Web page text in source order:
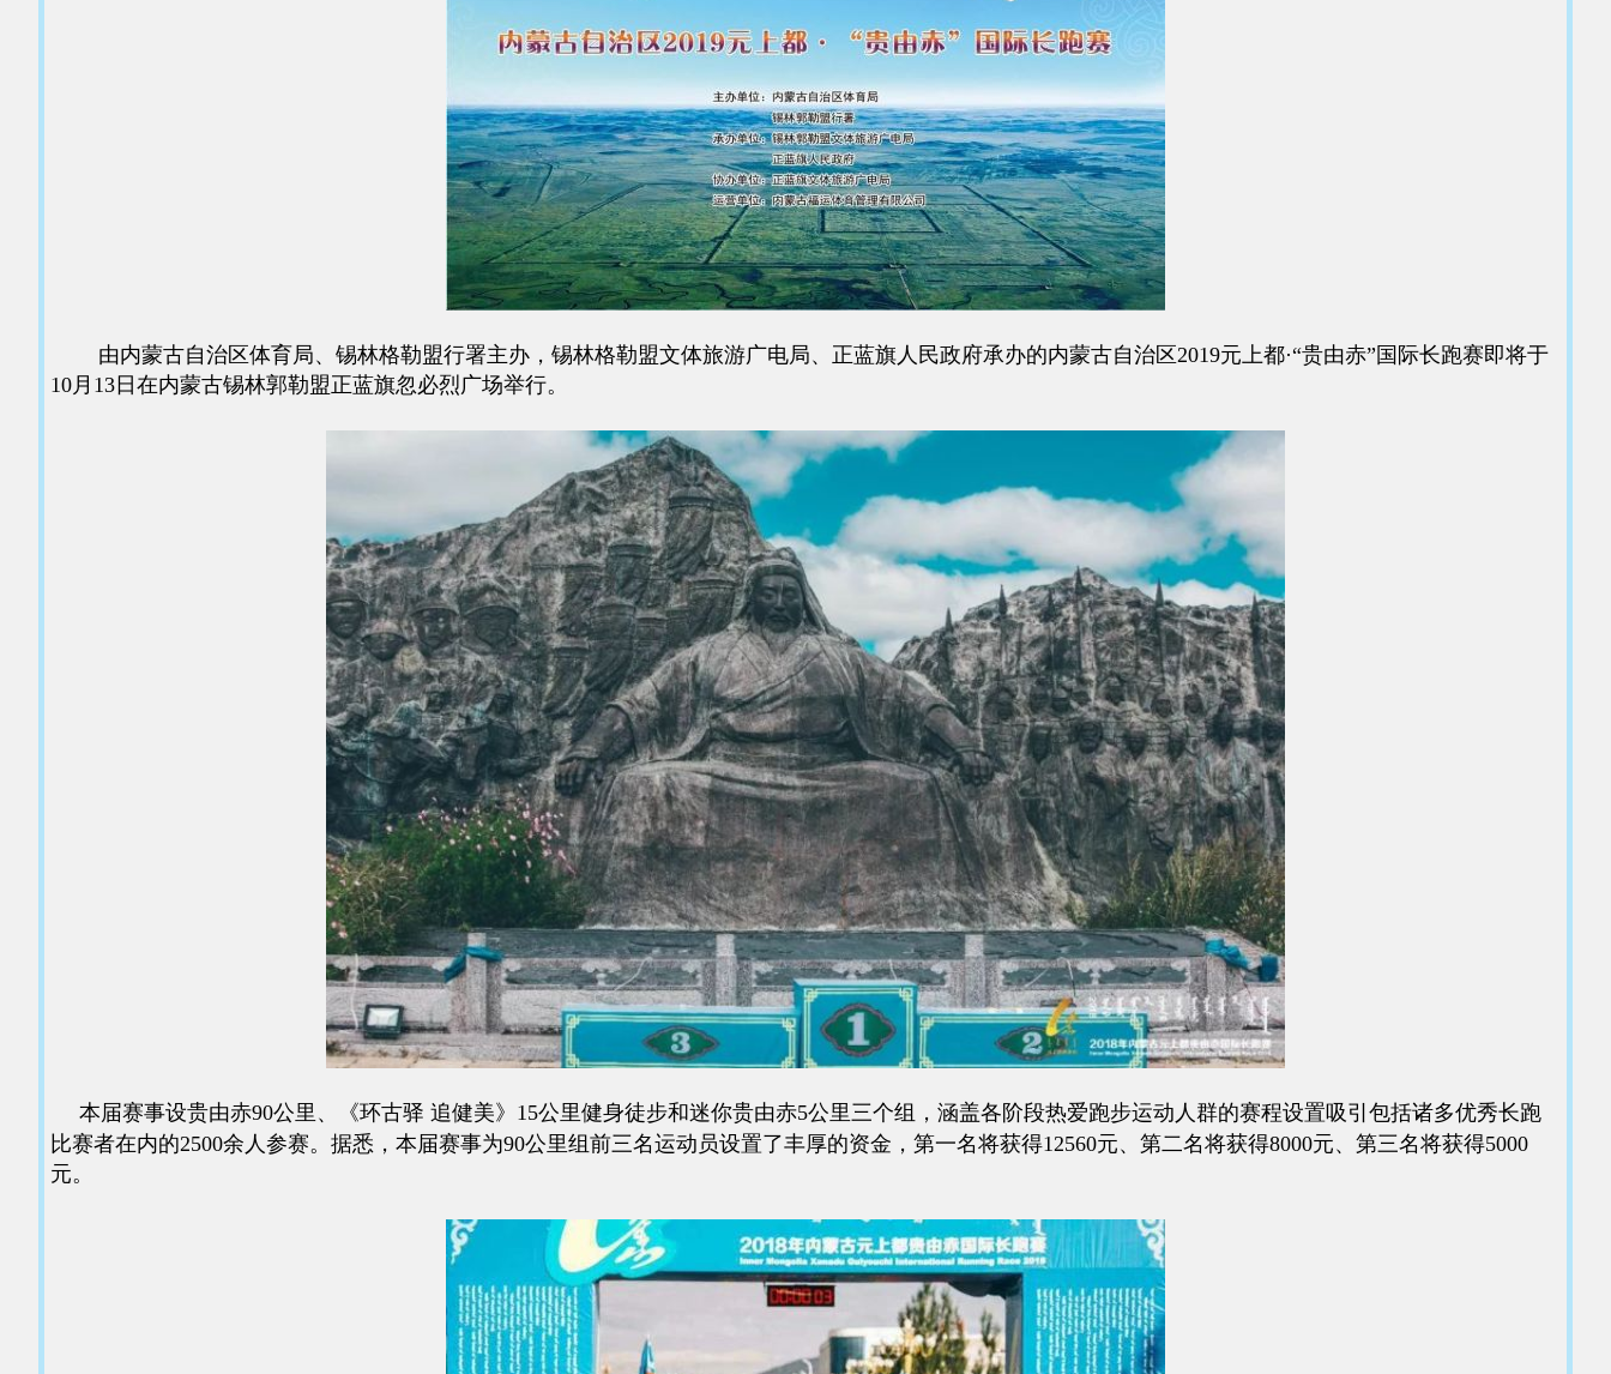
由内蒙古自治区体育局、锡林格勒盟行署主办，锡林格勒盟文体旅游广电局、正蓝旗人民政府承办的内蒙古自治区2019元上都·“贵由赤”国际长跑赛即将于
10月13日在内蒙古锡林郭勒盟正蓝旗忽必烈广场举行。
本届赛事设贵由赤90公里、《环古驿 追健美》15公里健身徒步和迷你贵由赤5公里三个组，涵盖各阶段热爱跑步运动人群的赛程设置吸引包括诸多优秀长跑
比赛者在内的2500余人参赛。据悉，本届赛事为90公里组前三名运动员设置了丰厚的资金，第一名将获得12560元、第二名将获得8000元、第三名将获得5000
元。